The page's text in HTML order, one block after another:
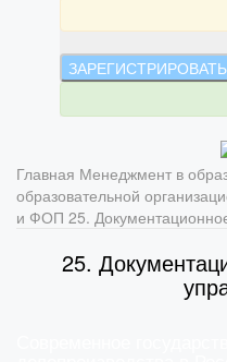
Главная Менеджмент в
образовательной
и ФОП 25.
25.